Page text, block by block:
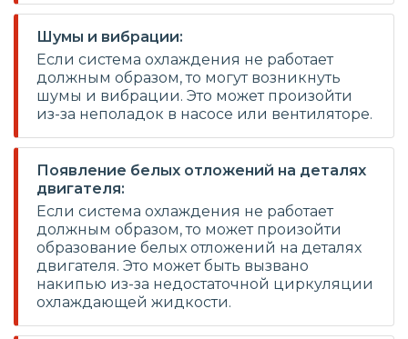
Шумы и вибрации:
Если система охлаждения не работает
должным образом, то могут возникнуть
шумы и вибрации. Это может произойти
из-за неполадок в насосе или вентиляторе.
Появление белых отложений на деталях
двигателя:
Если система охлаждения не работает
должным образом, то может произойти
образование белых отложений на деталях
двигателя. Это может быть вызвано
накипью из-за недостаточной циркуляции
охлаждающей жидкости.